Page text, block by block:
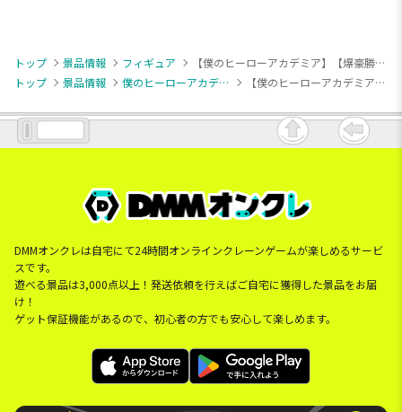
トップ 景品情報 フィギュア
【僕のヒーローアカデミア】【爆豪勝己】僕のヒーローアカデミア MAXIMATIC KATSUKI BAKUGO
トップ
景品情報 僕のヒーローアカデミア 【僕のヒーローアカデミア】【爆豪勝己】僕のヒーローアカデミア MAXIMATIC KATSUKI BAKUGO
DMMオンクレは自宅にて24時間オンラインクレーンゲームが楽しめるサービ
スです。
遊べる景品は3,000点以上！発送依頼を行えばご自宅に獲得した景品をお届
け！
ゲット保証機能があるので、初心者の方でも安心して楽しめます。